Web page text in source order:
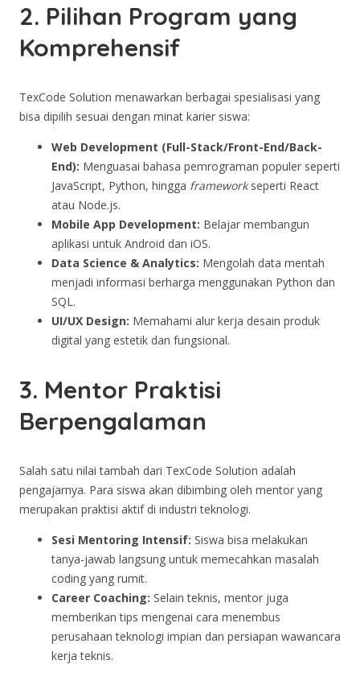
2. Pilihan Program yang
Komprehensif
TexCode Solution menawarkan berbagai spesialisasi yang
bisa dipilih sesuai dengan minat karier siswa:
Web Development (Full-Stack/Front-End/Back-
End): Menguasai bahasa pemrograman populer seperti
JavaScript, Python, hingga frameworkseperti React
atau Node.js.
Mobile App Development: Belajar membangun
aplikasi untuk Android dan iOS.
Data Science & Analytics: Mengolah data mentah
menjadi informasi berharga menggunakan Python dan
SQL.
UI/UX Design: Memahami alur kerja desain produk
digital yang estetik dan fungsional.
3. Mentor Praktisi
Berpengalaman
Salah satu nilai tambah dari TexCode Solution adalah
pengajarnya. Para siswa akan dibimbing oleh mentor yang
merupakan praktisi aktif di industri teknologi.
Sesi Mentoring Intensif: Siswa bisa melakukan
tanya-jawab langsung untuk memecahkan masalah
coding yang rumit.
Career Coaching: Selain teknis, mentor juga
memberikan tips mengenai cara menembus
perusahaan teknologi impian dan persiapan wawancara
kerja teknis.